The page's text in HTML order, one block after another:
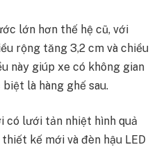
lớn hơn thế hệ cũ, với
rộng tăng 3,2 cm và chiều
này giúp xe có không gian
là hàng ghế sau.
có lưới tản nhiệt hình quả
kế mới và đèn hậu LED